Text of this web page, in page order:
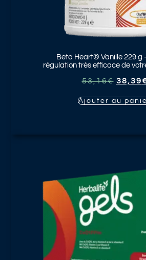
Beta Heart® Vanille 229 g
régulation très efficace de
53,16€ 38,39
Ajouter au